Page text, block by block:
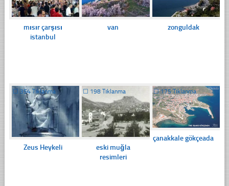
mısır çarşısı
istanbul
van zonguldak
☐ 354 Tıklanma
Zeus Heykeli
☐ 198 Tıklanma
eski muğla
resimleri
☐175 Tıklanma
çanakkale gökçeada